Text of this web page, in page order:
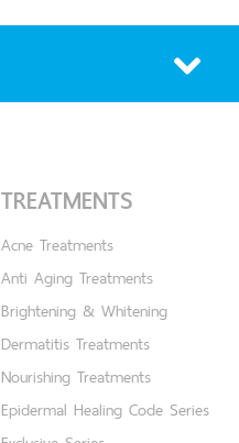
TREATMENTS
Acne Treatments
Anti Aging Treatments
Brightening & Whitening
Dermatitis Treatments
Nourishing Treatments
Epidermal Healing Code Series